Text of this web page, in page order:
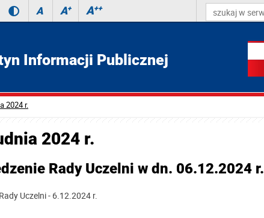
A A+ A++
Informacji Publicznej
2024 r.
2024 r.
Rady Uczelni w dn. 06.12.2024 r.
Uczelni - 6.12.2024 r.